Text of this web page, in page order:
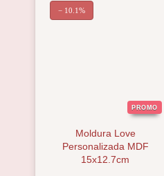
PROMO
Moldura Love
Personalizada MDF
15x12.7cm
− 10.1%